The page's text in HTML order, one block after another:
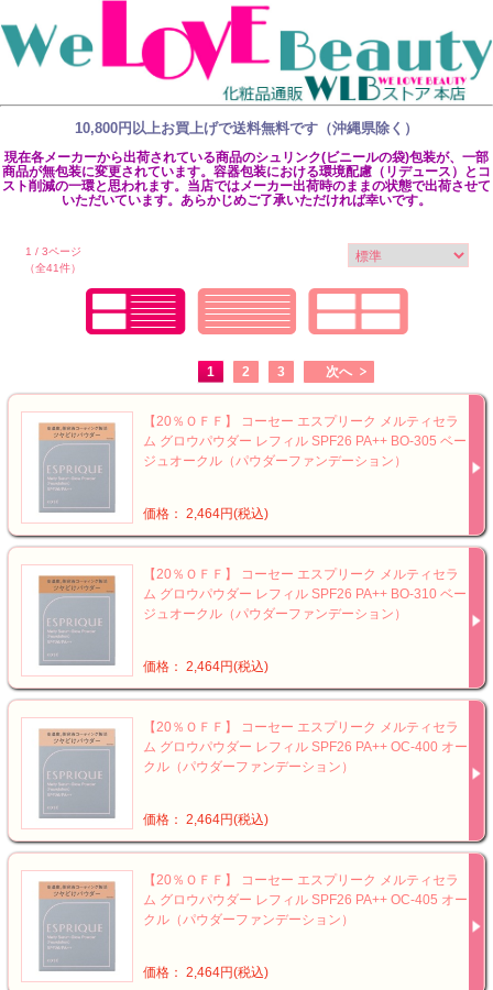
10,800円以上お買上げで送料無料です（沖縄県除く）
現在各メーカーから出荷されている商品のシュリンク(ビニールの袋)包装が、一部
商品が無包装に変更されています。容器包装における環境配慮（リデュース）とコ
スト削減の一環と思われます。当店ではメーカー出荷時のままの状態で出荷させて
いただいています。あらかじめご了承いただければ幸いです。
1 / 3ページ
（全41件）
1 2 3 次へ
【20％ＯＦＦ】 コーセー エスプリーク メルティセラ
ム グロウパウダー レフィル SPF26 PA++ BO-305 ベー
ジュオークル（パウダーファンデーション）
価格： 2,464円(税込)
【20％ＯＦＦ】 コーセー エスプリーク メルティセラ
ム グロウパウダー レフィル SPF26 PA++ BO-310 ベー
ジュオークル（パウダーファンデーション）
価格： 2,464円(税込)
【20％ＯＦＦ】 コーセー エスプリーク メルティセラ
ム グロウパウダー レフィル SPF26 PA++ OC-400 オー
クル（パウダーファンデーション）
価格： 2,464円(税込)
【20％ＯＦＦ】 コーセー エスプリーク メルティセラ
ム グロウパウダー レフィル SPF26 PA++ OC-405 オー
クル（パウダーファンデーション）
価格： 2,464円(税込)